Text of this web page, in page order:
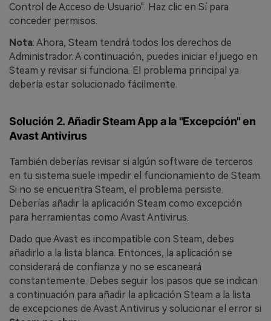
Control de Acceso de Usuario". Haz clic en Sí para
conceder permisos.
Nota: Ahora, Steam tendrá todos los derechos de
Administrador. A continuación, puedes iniciar el juego en
Steam y revisar si funciona. El problema principal ya
debería estar solucionado fácilmente.
Solución 2. Añadir Steam App a la "Excepción" en
Avast Antivirus
También deberías revisar si algún software de terceros
en tu sistema suele impedir el funcionamiento de Steam.
Si no se encuentra Steam, el problema persiste.
Deberías añadir la aplicación Steam como excepción
para herramientas como Avast Antivirus.
Dado que Avast es incompatible con Steam, debes
añadirlo a la lista blanca. Entonces, la aplicación se
considerará de confianza y no se escaneará
constantemente. Debes seguir los pasos que se indican
a continuación para añadir la aplicación Steam a la lista
de excepciones de Avast Antivirus y solucionar el error si